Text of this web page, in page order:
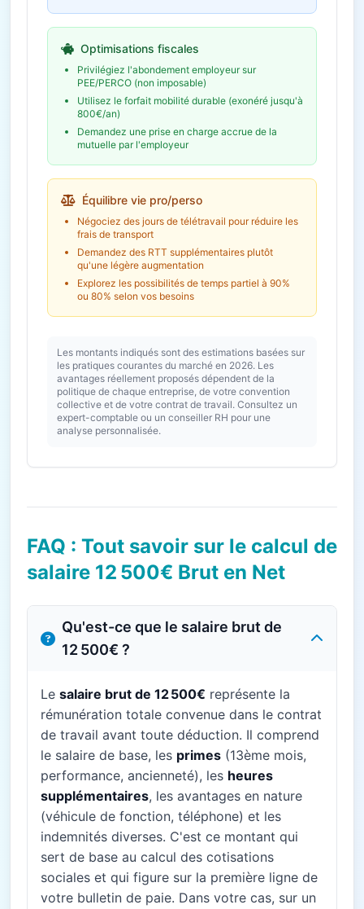
Optimisations fiscales
Privilégiez l'abondement employeur sur
PEE/PERCO (non imposable)
Utilisez le forfait mobilité durable (exonéré jusqu'à
800€/an)
Demandez une prise en charge accrue de la
mutuelle par l'employeur
Équilibre vie pro/perso
Négociez des jours de télétravail pour réduire les
frais de transport
Demandez des RTT supplémentaires plutôt
qu'une légère augmentation
Explorez les possibilités de temps partiel à 90%
ou 80% selon vos besoins
Les montants indiqués sont des estimations basées sur
les pratiques courantes du marché en 2026. Les
avantages réellement proposés dépendent de la
politique de chaque entreprise, de votre convention
collective et de votre contrat de travail. Consultez un
expert-comptable ou un conseiller RH pour une
analyse personnalisée.
FAQ : Tout savoir sur le calcul de
salaire 12 500€ Brut en Net
Qu'est-ce que le salaire brut de
12 500€ ?
Le salaire brut de 12 500€ représente la
rémunération totale convenue dans le contrat
de travail avant toute déduction. Il comprend
le salaire de base, les primes (13ème mois,
performance, ancienneté), les heures
supplémentaires, les avantages en nature
(véhicule de fonction, téléphone) et les
indemnités diverses. C'est ce montant qui
sert de base au calcul des cotisations
sociales et qui figure sur la première ligne de
votre bulletin de paie. Dans votre cas, sur un